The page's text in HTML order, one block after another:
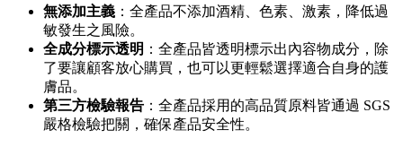
無添加主義 ：全產品不添加酒精、色素、激素，降低過
敏發生之風險。
全成分標示透明 ：全產品皆透明標示出內容物成分，除
了要讓顧客放心購買，也可以更輕鬆選擇適合自身的護
膚品。
第三方檢驗報告 ：全產品採用的高品質原料皆通過 SGS
嚴格檢驗把關，確保產品安全性。